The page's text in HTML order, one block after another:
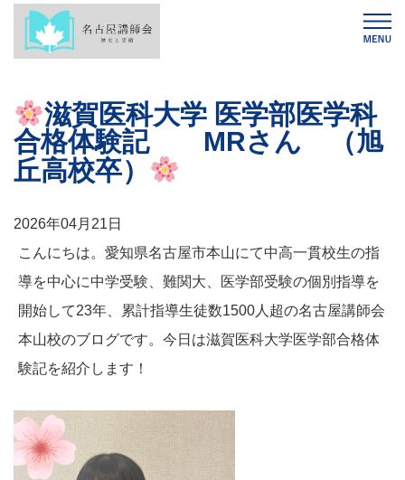
滋賀医科大学 医学部医学科
合格体験記 MRさん （旭
丘高校卒）
2026年04月21日
こんにちは。愛知県名古屋市本山にて中高一貫校生の指
導を中心に中学受験、難関大、医学部受験の個別指導を
開始して23年、累計指導生徒数1500人超の名古屋講師会
本山校のブログです。今日は滋賀医科大学医学部合格体
験記を紹介します！